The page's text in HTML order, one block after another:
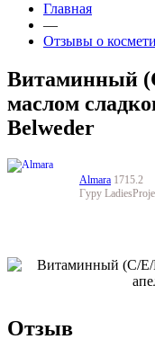
Главная
—
Отзывы о
Витаминный
маслом
Belweder
Almara 1715.2
Гуру
Отзыв